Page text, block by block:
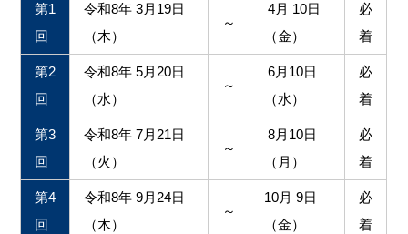
第1
回
令和8年 3月19日
（木）
～
4月 10日
（金）
必
着
第2
回
令和8年 5月20日
（水）
～
6月10日
（水）
必
着
第3
回
令和8年 7月21日
（火）
～
8月10日
（月）
必
着
第4
回
令和8年 9月24日
（木）
～
10月 9日
（金）
必
着